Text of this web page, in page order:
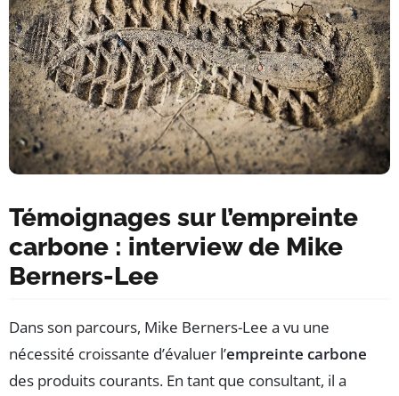
Témoignages sur l’empreinte
carbone : interview de Mike
Berners-Lee
Dans son parcours, Mike Berners-Lee a vu une
nécessité croissante d’évaluer l’empreinte carbone
des produits courants. En tant que consultant, il a